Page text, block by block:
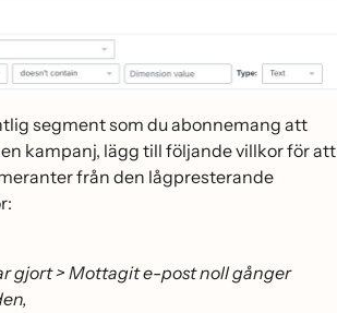
segment som du abonnemang att
kampanj, lägg till följande villkor för att
från den lågpresterande
gjort > Mottagit e-post noll gånger